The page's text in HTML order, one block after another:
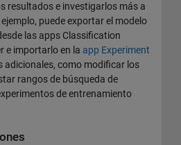
resultados e investigarlos más a
puede exportar el modelo
las apps Classification
e importarlo en la app Experiment
como modificar los
rangos de búsqueda de
de entrenamiento